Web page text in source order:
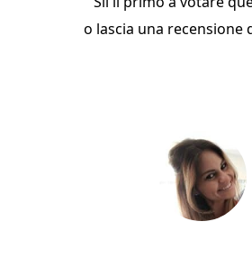
o lascia una recensione